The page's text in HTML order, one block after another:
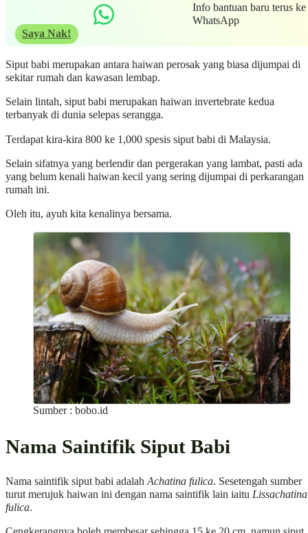
Info bantuan baru terus ke
WhatsApp
Saya Nak!
Siput babi merupakan antara haiwan perosak yang biasa dijumpai di
sekitar rumah dan kawasan lembap.
Selain lintah, siput babi merupakan haiwan invertebrate kedua
terbanyak di dunia selepas serangga.
Terdapat kira-kira 800 ke 1,000 spesis siput babi di Malaysia.
Selain sifatnya yang berlendir dan pergerakan yang lambat, pasti ada
yang belum kenali haiwan kecil yang sering dijumpai di perkarangan
rumah ini.
Oleh itu, ayuh kita kenalinya bersama.
Sumber : bobo.id
Nama Saintifik Siput Babi
Nama saintifik siput babi adalahAchatina fulica. Sesetengah sumber
turut merujuk haiwan ini dengan nama saintifik lain iaitu Lissachatina
fulica.